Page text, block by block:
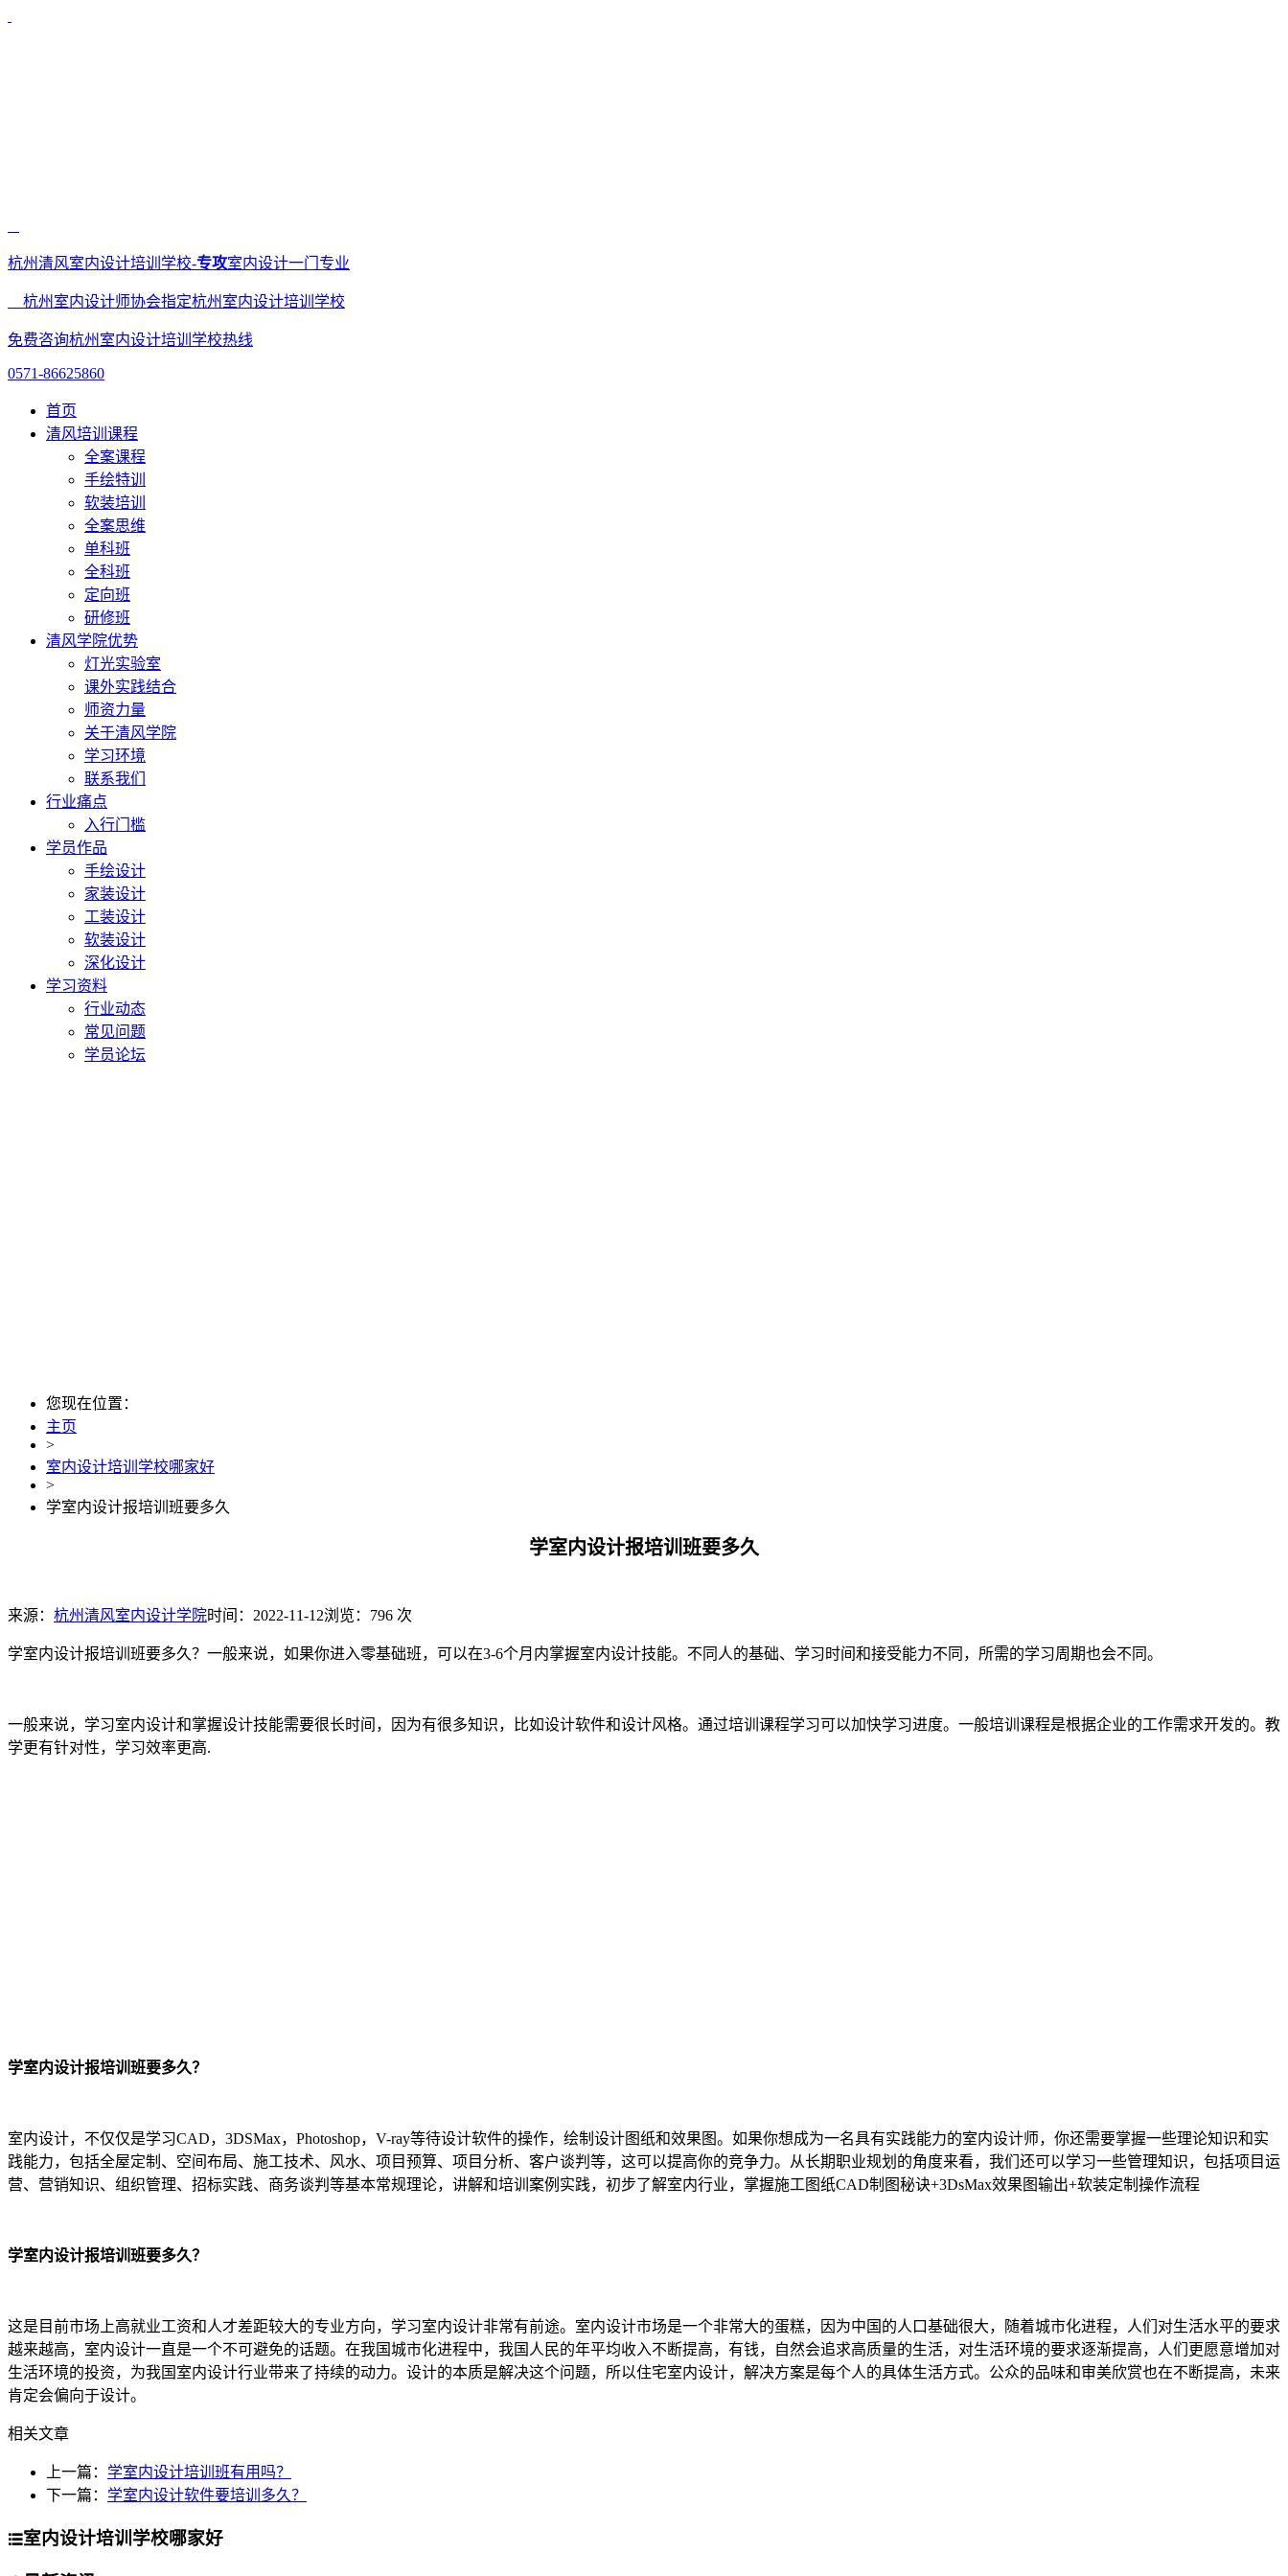
杭州清风室内设计培训学校-专攻室内设计一门专业
杭州室内设计师协会指定杭州室内设计培训学校
免费咨询杭州室内设计培训学校热线
0571-86625860
首页
清风培训课程
全案课程
手绘特训
软装培训
全案思维
单科班
全科班
定向班
研修班
清风学院优势
灯光实验室
课外实践结合
师资力量
关于清风学院
学习环境
联系我们
行业痛点
入行门槛
学员作品
手绘设计
家装设计
工装设计
软装设计
深化设计
学习资料
行业动态
常见问题
学员论坛
您现在位置：
主页
>
室内设计培训学校哪家好
>
学室内设计报培训班要多久
学室内设计报培训班要多久
来源： 杭州清风室内设计学院时间：2022-11-12浏览：796 次
学室内设计报培训班要多久？一般来说，如果你进入零基础班，可以在3-6个月内掌握室内设计技能。不同人的基础、学习时间和接受能力不同，所需的学习周期也会不同。
一般来说，学习室内设计和掌握设计技能需要很长时间，因为有很多知识，比如设计软件和设计风格。通过培训课程学习可以加快学习进度。一般培训课程是根据企业的工作需求开发的。教
学更有针对性，学习效率更高.
学室内设计报培训班要多久？
室内设计，不仅仅是学习CAD，3DSMax，Photoshop，V-ray等待设计软件的操作，绘制设计图纸和效果图。如果你想成为一名具有实践能力的室内设计师，你还需要掌握一些理论知识和实
践能力，包括全屋定制、空间布局、施工技术、风水、项目预算、项目分析、客户谈判等，这可以提高你的竞争力。从长期职业规划的角度来看，我们还可以学习一些管理知识，包括项目运
营、营销知识、组织管理、招标实践、商务谈判等基本常规理论，讲解和培训案例实践，初步了解室内行业，掌握施工图纸CAD制图秘诀+3DsMax效果图输出+软装定制操作流程
学室内设计报培训班要多久？
这是目前市场上高就业工资和人才差距较大的专业方向，学习室内设计非常有前途。室内设计市场是一个非常大的蛋糕，因为中国的人口基础很大，随着城市化进程，人们对生活水平的要求
越来越高，室内设计一直是一个不可避免的话题。在我国城市化进程中，我国人民的年平均收入不断提高，有钱，自然会追求高质量的生活，对生活环境的要求逐渐提高，人们更愿意增加对
生活环境的投资，为我国室内设计行业带来了持续的动力。设计的本质是解决这个问题，所以住宅室内设计，解决方案是每个人的具体生活方式。公众的品味和审美欣赏也在不断提高，未来
肯定会偏向于设计。
相关文章
上一篇： 学室内设计培训班有用吗？
下一篇： 学室内设计软件要培训多久？
室内设计培训学校哪家好